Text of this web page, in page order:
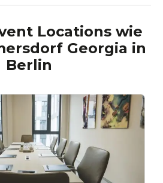
Locations wie
Georgia in
Berlin